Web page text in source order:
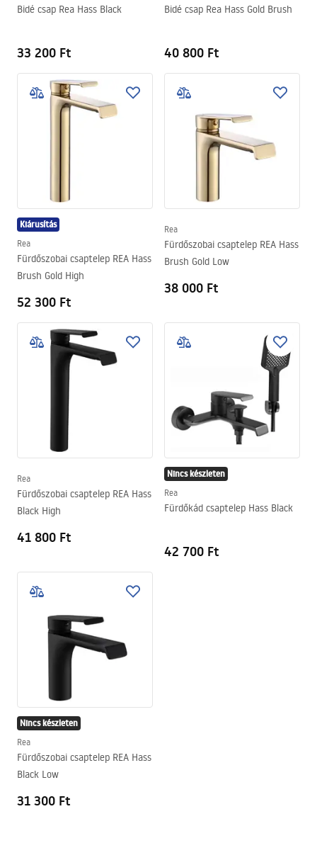
Bidé csap Rea Hass Black
33 200 Ft
Bidé csap Rea Hass Gold Brush
40 800 Ft
Kiárusítás
Rea
Fürdőszobai csaptelep REA Hass
Brush Gold High
52 300 Ft
Rea
Fürdőszobai csaptelep REA Hass
Brush Gold Low
38 000 Ft
Rea
Fürdőszobai csaptelep REA Hass
Black High
41 800 Ft
Nincs készleten
Rea
Fürdőkád csaptelep Hass Black
42 700 Ft
Nincs készleten
Rea
Fürdőszobai csaptelep REA Hass
Black Low
31 300 Ft